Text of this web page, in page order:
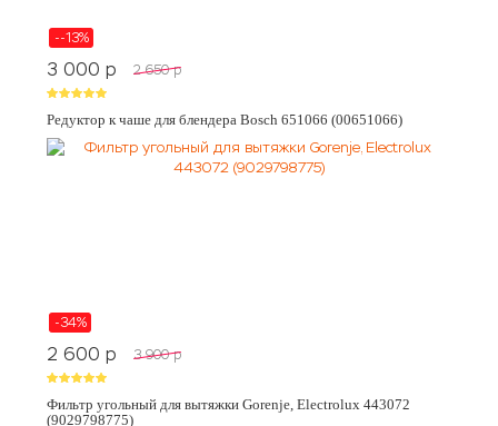
--13%
3 000 p 2 650 p
Редуктор к чаше для блендера Bosch 651066 (00651066)
-34%
2 600 p 3 900 p
Фильтр угольный для вытяжки Gorenje, Electrolux 443072
(9029798775)